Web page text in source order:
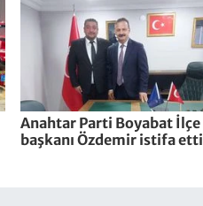
Anahtar Parti Boyabat İlçe
başkanı Özdemir istifa etti